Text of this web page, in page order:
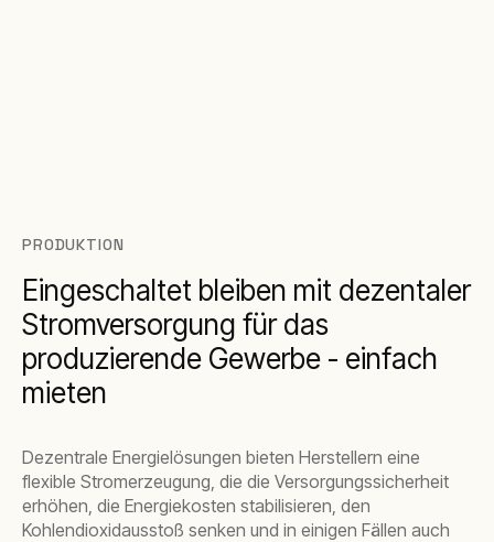
PRODUKTION
Eingeschaltet bleiben mit dezentaler
Stromversorgung für das
produzierende Gewerbe - einfach
mieten
Dezentrale Energielösungen bieten Herstellern eine
flexible Stromerzeugung, die die Versorgungssicherheit
erhöhen, die Energiekosten stabilisieren, den
Kohlendioxidausstoß senken und in einigen Fällen auch